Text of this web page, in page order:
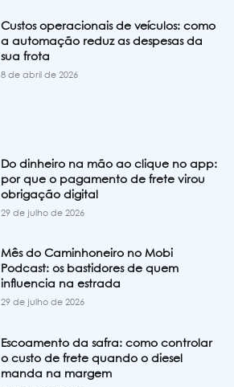
Custos operacionais de veículos: como
a automação reduz as despesas da
sua frota
8 de abril de 2026
Do dinheiro na mão ao clique no app:
por que o pagamento de frete virou
obrigação digital
29 de julho de 2026
Mês do Caminhoneiro no Mobi
Podcast: os bastidores de quem
influencia na estrada
29 de julho de 2026
Escoamento da safra: como controlar
o custo de frete quando o diesel
manda na margem